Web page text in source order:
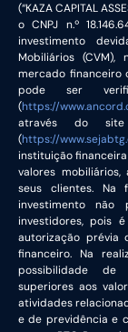
(“KAZA CAPITAL
o CNPJ n.º
investimento
Mobiliários
mercado financeiro
pode ser
(https://
através do
(https://
instituição
valores
seus clientes. Na
investimento
investidores, pois
autorização prévia
financeiro. Na
possibilidade de
superiores aos
atividades
e de previdência e